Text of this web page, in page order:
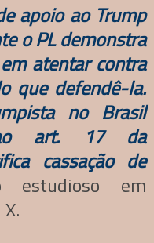
apoio ao Trump
o PL demonstra
atentar contra
que defendê-la.
no Brasil
ao art. 17 da
cassação de
em